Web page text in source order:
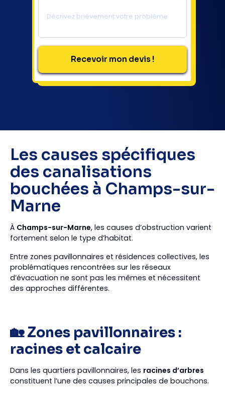
Les causes spécifiques
des canalisations
bouchées à Champs-sur-
Marne
À Champs-sur-Marne, les causes d’obstruction varient
fortement selon le type d’habitat.
Entre zones pavillonnaires et résidences collectives, les
problématiques rencontrées sur les réseaux
d’évacuation ne sont pas les mêmes et nécessitent
des approches différentes.
🏡 Zones pavillonnaires :
racines et calcaire
Dans les quartiers pavillonnaires, les racines d’arbres
constituent l’une des causes principales de bouchons.